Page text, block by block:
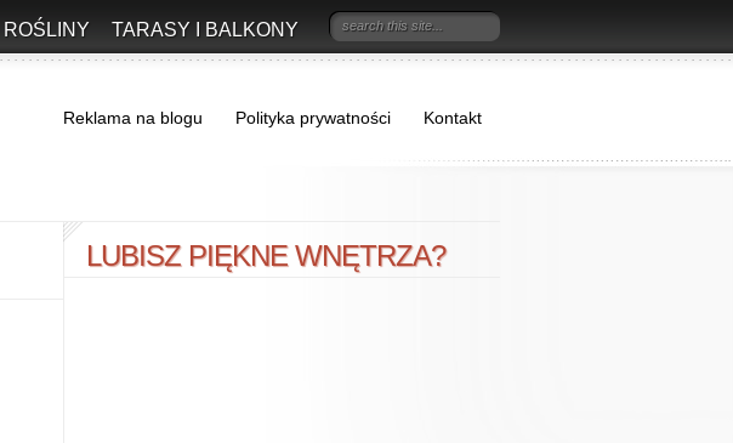
ROŚLINY TARASY I BALKONY
Reklama na blogu Polityka prywatności Kontakt
LUBISZ PIĘKNE WNĘTRZA?